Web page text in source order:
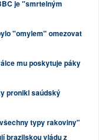
je "smrtelným
"omylem" omezovat
mu poskytuje páky
pronikl saúdský
typy rakoviny"
brazilskou vládu z